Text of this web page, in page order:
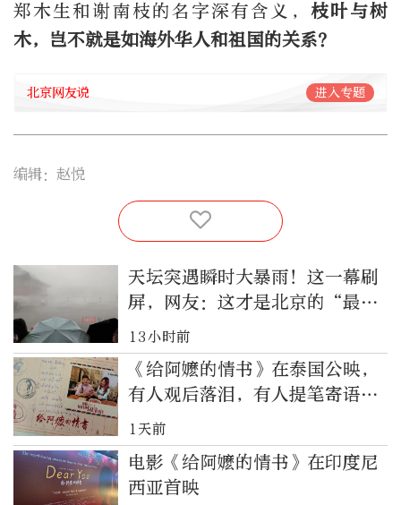
郑木生和谢南枝的名字深有含义， 枝叶与树
木，岂不就是如海外华人和祖国的关系？
北京网友说 进入专题
编辑：赵悦
天坛突遇瞬时大暴雨！这一幕刷
屏，网友：这才是北京的“最美
风景”
13小时前
《给阿嬷的情书》在泰国公映，
有人观后落泪，有人提笔寄语亲
人
1天前
电影《给阿嬷的情书》在印度尼
西亚首映